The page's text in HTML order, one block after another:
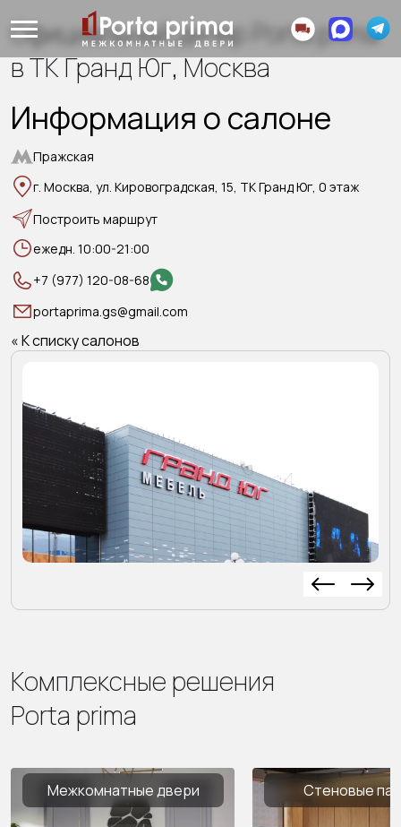
Официальный дилер Porta prima
в ТК Гранд Юг, Москва
Информация о салоне
Пражская
г. Москва, ул. Кировоградская, 15, ТК Гранд Юг, 0 этаж
Построить маршрут
ежедн. 10:00-21:00
+7 (977) 120-08-68
portaprima.gs@gmail.com
« К списку салонов
Комплексные решения
Porta prima
Межкомнатные двери Стеновые